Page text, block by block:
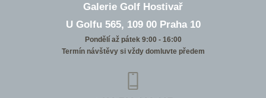
Galerie Golf Hostivař
U Golfu 565, 109 00 Praha 10
Pondělí až pátek 9:00 - 16:00
Termín návštěvy si vždy domluvte předem